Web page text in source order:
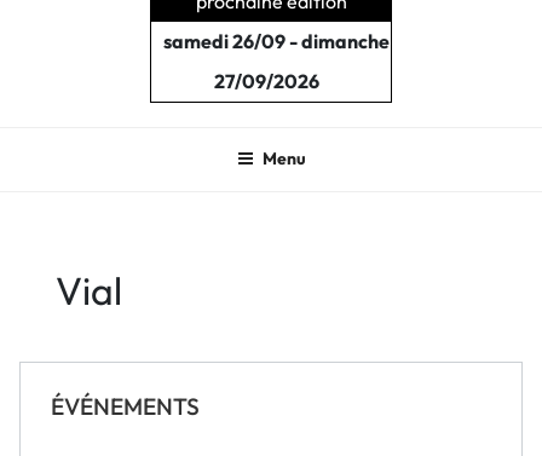
samedi 26/09 - dimanche
27/09/2026
Menu
Vial
ÉVÉNEMENTS